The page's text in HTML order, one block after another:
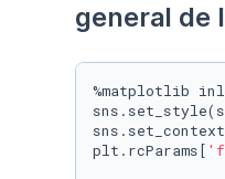
general de
%matplotlib
plt.rcParams[